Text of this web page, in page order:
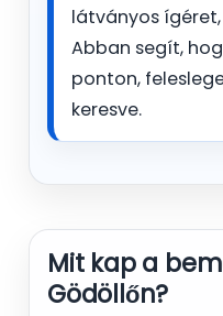
látványos
Abban segít,
ponton,
keresve.
Mit kap a
Gödöllőn?